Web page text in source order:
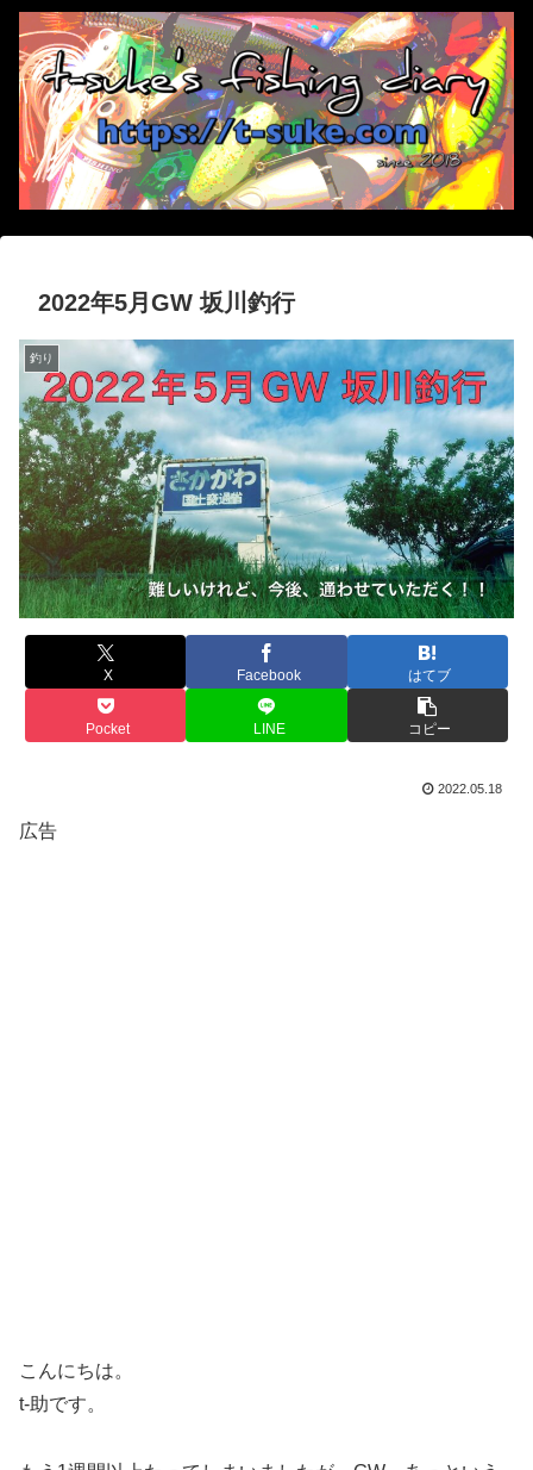
2022年5月GW 坂川釣行
釣り
X Facebook はてブ
Pocket LINE コピー
2022.05.18
広告
こんにちは。
t-助です。